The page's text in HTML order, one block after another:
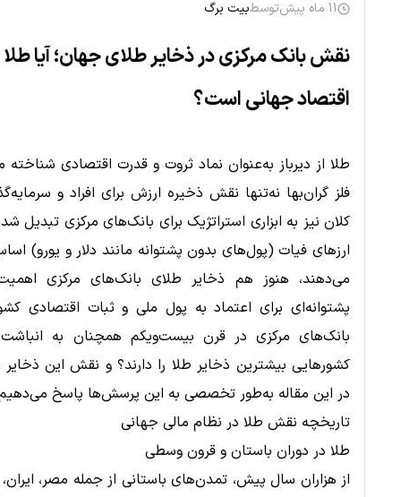
11 ماه پیش توسطبیت برگ
نقش بانک مرکزی در ذخایر طلای جهان؛ آیا
اقتصاد جهانی است؟
طلا از دیرباز به‌عنوان نماد ثروت و قدرت اقتصادی
فلز گران‌بها نه‌تنها نقش ذخیره ارزش برای افراد و
کلان نیز به ابزاری استراتژیک برای بانک‌های مرکزی تبدیل
ارزهای فیات (پول‌های بدون پشتوانه مانند دلار و یورو)
می‌دهند، هنوز هم ذخایر طلای بانک‌های مرکزی اهمیت
پشتوانه‌ای برای اعتماد به پول ملی و ثبات اقتصادی
بانک‌های مرکزی در قرن بیست‌ویکم همچنان به
کشورهایی بیشترین ذخایر طلا را دارند؟ و نقش این
در این مقاله به‌طور تخصصی به این پرسش‌ها پاسخ
تاریخچه نقش طلا در نظام مالی جهانی
طلا در دوران باستان و قرون وسطی
از هزاران سال پیش، تمدن‌های باستانی از جمله مصر، ایران،